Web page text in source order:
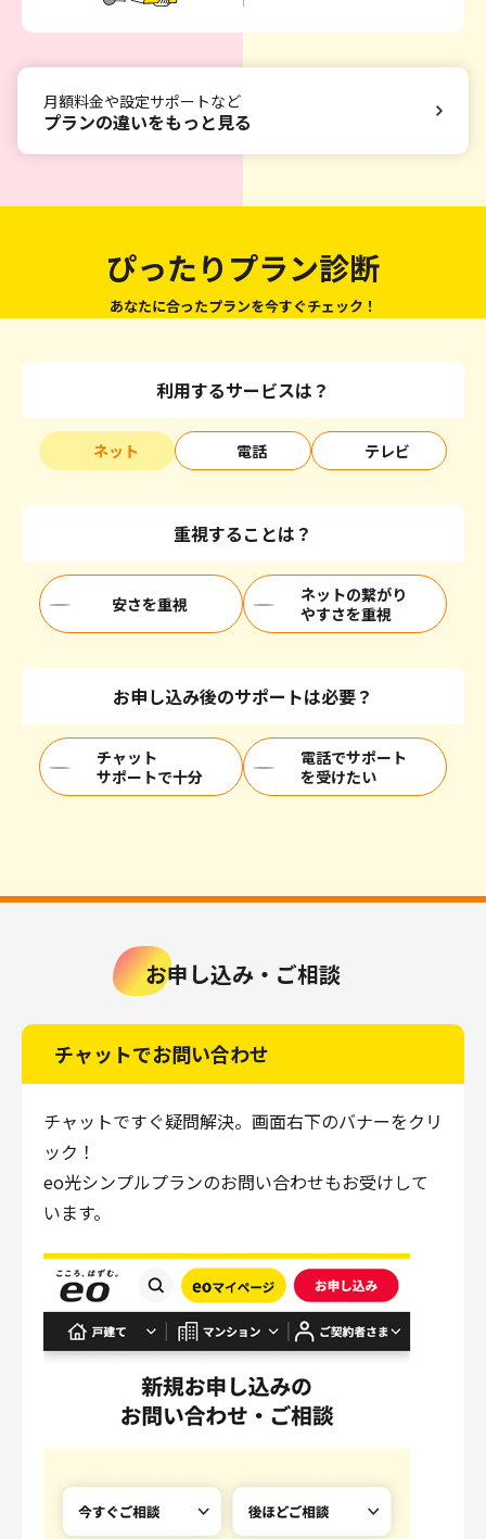
月額料金や設定サポートなど
プランの違いをもっと見る
ぴったりプラン診断
あなたに合ったプランを今すぐチェック！
利用するサービスは？
ネット 電話 テレビ
重視することは？
安さを重視
ネットの繋がり
やすさを重視
お申し込み後のサポートは必要？
チャット
サポートで十分
電話でサポート
を受けたい
お申し込み・ご相談
チャットでお問い合わせ
チャットですぐ疑問解決。画面右下のバナーをクリ
ック！
eo光シンプルプランのお問い合わせもお受けして
います。